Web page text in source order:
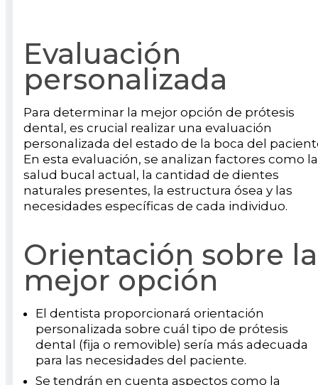
Evaluación
personalizada
Para determinar la mejor opción de prótesis
dental, es crucial realizar una evaluación
personalizada del estado de la boca del
En esta evaluación, se analizan factores como la
salud bucal actual, la cantidad de dientes
naturales presentes, la estructura ósea y las
necesidades específicas de cada individuo.
Orientación sobre la
mejor opción
El dentista proporcionará orientación
personalizada sobre cuál tipo de prótesis
dental (fija o removible) sería más adecuada
para las necesidades del paciente.
Se tendrán en cuenta aspectos como la